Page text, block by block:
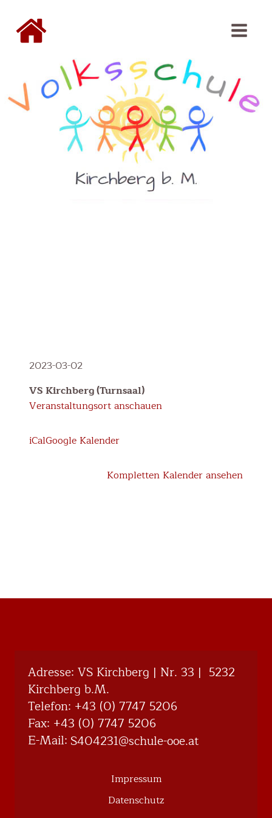
Sportmotorische
"Wie
fit
du?"
2023-03-02
VS Kirchberg (Turnsaal)
Veranstaltungsort anschauen
iCalGoogle Kalender
Kompletten Kalender ansehen
Adresse: VS Kirchberg | Nr. 33 | 5232
Kirchberg b.M.
Telefon: +43 (0) 7747 5206
Fax: +43 (0) 7747 5206
E-Mail:
ta.eoo-eluhcs
@132404S
Impressum
Datenschutz